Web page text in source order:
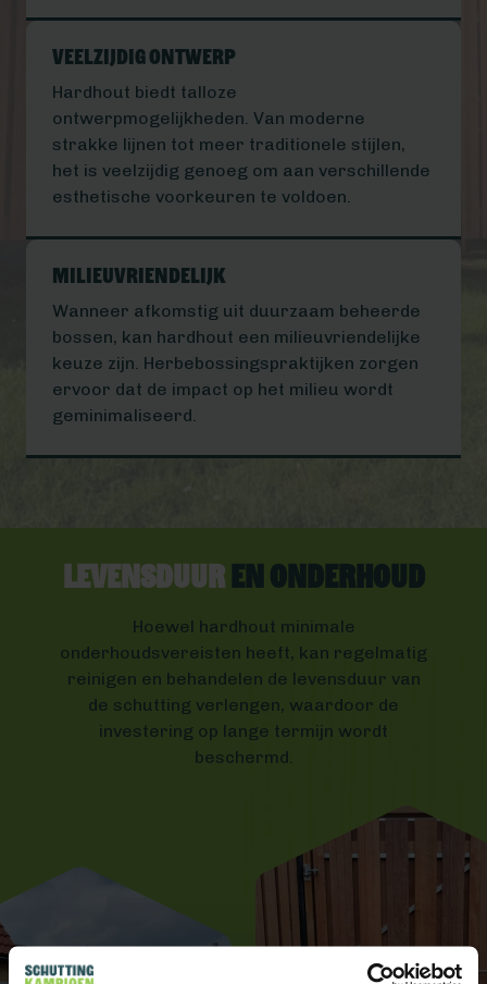
Veelzijdig Ontwerp
Hardhout biedt talloze
ontwerpmogelijkheden. Van moderne
strakke lijnen tot meer traditionele stijlen,
het is veelzijdig genoeg om aan verschillende
esthetische voorkeuren te voldoen.
Milieuvriendelijk
Wanneer afkomstig uit duurzaam beheerde
bossen, kan hardhout een milieuvriendelijke
keuze zijn. Herbebossingspraktijken zorgen
ervoor dat de impact op het milieu wordt
geminimaliseerd.
Levensduuren Onderhoud
Hoewel hardhout minimale
onderhoudsvereisten heeft, kan regelmatig
reinigen en behandelen de levensduur van
de schutting verlengen, waardoor de
investering op lange termijn wordt
beschermd.